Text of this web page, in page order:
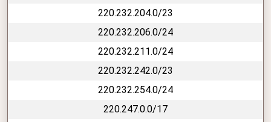
220.232.204.0/23
220.232.206.0/24
220.232.211.0/24
220.232.242.0/23
220.232.254.0/24
220.247.0.0/17